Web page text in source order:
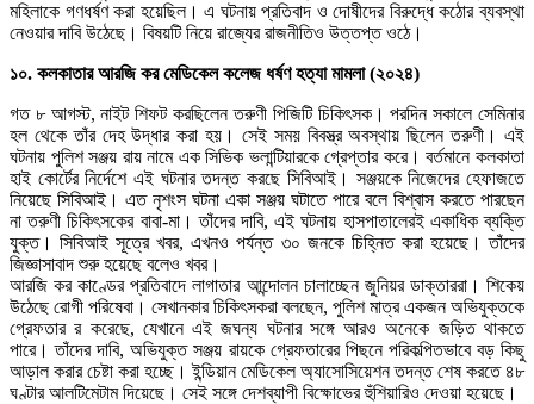
মহিলাকে গণধর্ষণ করা হয়েছিল। এ ঘটনায় প্রতিবাদ ও দোষীদের বিরুদ্ধে কঠোর ব্যবস্থা
নেওয়ার দাবি উঠেছে। বিষয়টি নিয়ে রাজ্যের রাজনীতিও উত্তপ্ত ওঠে।
১০. কলকাতার আরজি কর মেডিকেল কলেজ ধর্ষণ হত্যা মামলা (২০২৪)
গত ৮ আগস্ট, নাইট শিফট করছিলেন তরুণী পিজিটি চিকিৎসক। পরদিন সকালে সেমিনার
হল থেকে তাঁর দেহ উদ্ধার করা হয়। সেই সময় বিবস্ত্র অবস্থায় ছিলেন তরুণী। এই
ঘটনায় পুলিশ সঞ্জয় রায় নামে এক সিভিক ভলান্টিয়ারকে গ্রেপ্তার করে। বর্তমানে কলকাতা
হাই কোর্টের নির্দেশে এই ঘটনার তদন্ত করছে সিবিআই। সঞ্জয়কে নিজেদের হেফাজতে
নিয়েছে সিবিআই। এত নৃশংস ঘটনা একা সঞ্জয় ঘটাতে পারে বলে বিশ্বাস করতে পারছেন
না তরুণী চিকিৎসকের বাবা-মা। তাঁদের দাবি, এই ঘটনায় হাসপাতালেরই একাধিক ব্যক্তি
যুক্ত। সিবিআই সূত্রে খবর, এখনও পর্যন্ত ৩০ জনকে চিহ্নিত করা হয়েছে। তাঁদের
জিজ্ঞাসাবাদ শুরু হয়েছে বলেও খবর।
আরজি কর কাণ্ডের প্রতিবাদে লাগাতার আন্দোলন চালাচ্ছেন জুনিয়র ডাক্তাররা। শিকেয়
উঠেছে রোগী পরিষেবা। সেখানকার চিকিৎসকরা বলছেন, পুলিশ মাত্র একজন অভিযুক্তকে
গ্রেফতার র করেছে, যেখানে এই জঘন্য ঘটনার সঙ্গে আরও অনেকে জড়িত থাকতে
পারে। তাঁদের দাবি, অভিযুক্ত সঞ্জয় রায়কে গ্রেফতারের পিছনে পরিকল্পিতভাবে বড় কিছু
আড়াল করার চেষ্টা করা হচ্ছে। ইন্ডিয়ান মেডিকেল অ্যাসোসিয়েশন তদন্ত শেষ করতে ৪৮
ঘণ্টার আলটিমেটাম দিয়েছে। সেই সঙ্গে দেশব্যাপী বিক্ষোভের হুঁশিয়ারিও দেওয়া হয়েছে।